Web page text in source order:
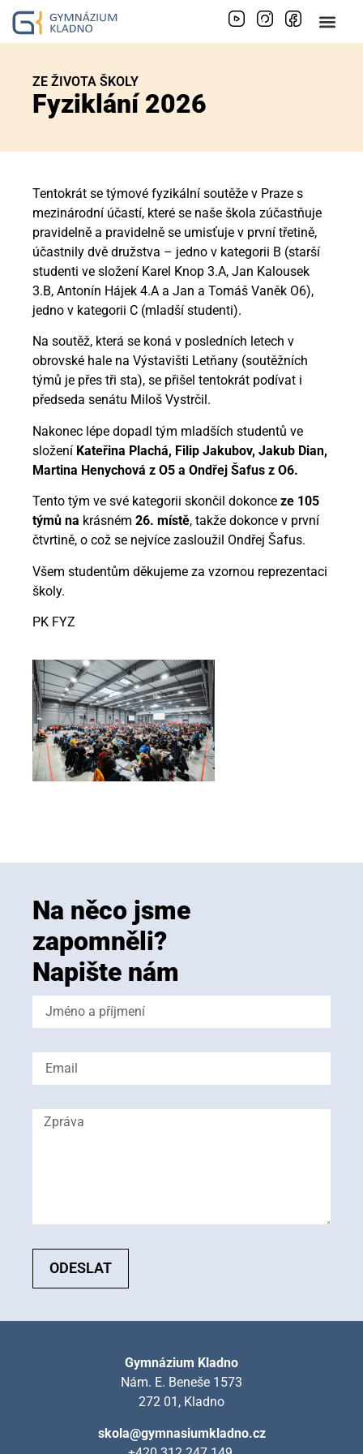
ZE ŽIVOTA ŠKOLY
Fyziklání 2026
Tentokrát se týmové fyzikální soutěže v Praze s
mezinárodní účastí, které se naše škola zúčastňuje
pravidelně a pravidelně se umisťuje v první třetině,
účastnily dvě družstva – jedno v kategorii B (starší
studenti ve složení Karel Knop 3.A, Jan Kalousek
3.B, Antonín Hájek 4.A a Jan a Tomáš Vaněk O6),
jedno v kategorii C (mladší studenti).
Na soutěž, která se koná v posledních letech v
obrovské hale na Výstavišti Letňany (soutěžních
týmů je přes tři sta), se přišel tentokrát podívat i
předseda senátu Miloš Vystrčil.
Nakonec lépe dopadl tým mladších studentů ve
složení Kateřina Plachá, Filip Jakubov, Jakub Dian,
Martina Henychová z O5 a Ondřej Šafus z O6.
Tento tým ve své kategorii skončil dokonce ze 105
týmů na krásném 26. místě, takže dokonce v první
čtvrtině, o což se nejvíce zasloužil Ondřej Šafus.
Všem studentům děkujeme za vzornou reprezentaci
školy.
PK FYZ
Na něco jsme
zapomněli?
Napište nám
ODESLAT
Gymnázium Kladno
Nám. E. Beneše 1573
272 01, Kladno
skola@gymnasiumkladno.cz